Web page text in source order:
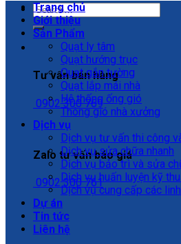
Tư vấn bán hàng
0902 300 769
Zalo tư vấn báo giá
0902 300 761
Trang chủ
Giới thiệu
Sản Phẩm
Quạt ly tâm
Quạt hướng trục
Quạt gắn tường
Quạt lắp mái nhà
Hệ thống ống gió
Thông gió nhà xưởng
Dịch vụ
Dịch vụ tư vấn thi công
Dịch vụ sửa chữa nhanh
Dịch vụ bảo trì và sửa
Dịch vụ huấn luyện kỹ
Dịch vụ cung cấp các
Dự án
Tin tức
Liên hệ